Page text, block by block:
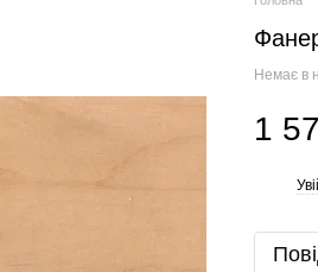
Немає в
1